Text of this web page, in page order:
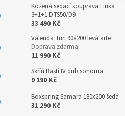
Kožená sedací souprava Finka
3+1+1 DTS50/D9
33 490 Kč
Válenda Turi 90x200 levá arte
Doprava zdarma
11 990 Kč
Skříň Basti IV dub sonoma
9 190 Kč
Boxspring Samara 180x200 šedá
31 290 Kč